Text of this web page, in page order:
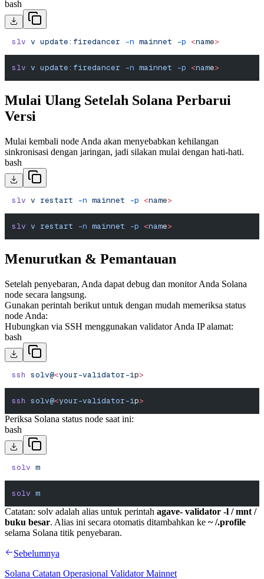
bash
slv v update:firedancer -n mainnet -p <name>
slv v update:firedancer -n mainnet -p <name>
Mulai Ulang Setelah Solana Perbarui
Versi
Mulai kembali node Anda akan menyebabkan kehilangan
sinkronisasi dengan jaringan, jadi silakan mulai dengan hati-hati.
bash
slv v restart -n mainnet -p <name>
slv v restart -n mainnet -p <name>
Menurutkan & Pemantauan
Setelah penyebaran, Anda dapat debug dan monitor Anda Solana
node secara langsung.
Gunakan perintah berikut untuk dengan mudah memeriksa status
node Anda:
Hubungkan via SSH menggunakan validator Anda IP alamat:
bash
ssh solv@<your-validator-ip>
ssh solv@<your-validator-ip>
Periksa Solana status node saat ini:
bash
solv m
solv m
Catatan: solv adalah alias untuk perintah agave- validator -l / mnt /
buku besar. Alias ini secara otomatis ditambahkan ke ~ /.profile
selama Solana titik penyebaran.
Sebelumnya
Solana Catatan Operasional Validator Mainnet